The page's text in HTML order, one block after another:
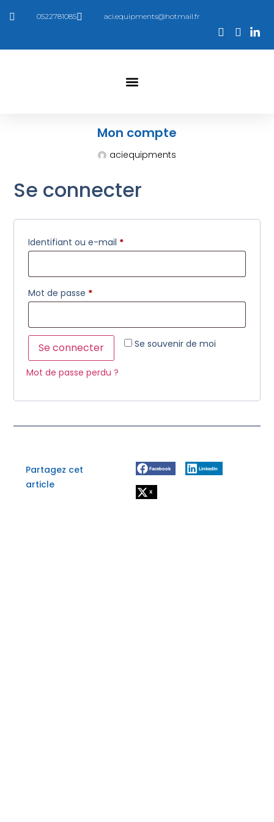
0522781085 aci.equipments@hotmail.fr
Mon compte
aciequipments
Se connecter
Identifiant ou e-mail *
Mot de passe *
Se souvenir de moi
Se connecter
Mot de passe perdu ?
Partagez cet
article
Facebook LinkedIn
X